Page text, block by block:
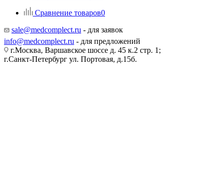
Сравнение товаров0
sale@medcomplect.ru - для заявок
info@medcomplect.ru - для предложений
г.Москва, Варшавское шоссе д. 45 к.2 стр. 1;
г.Санкт-Петербург ул. Портовая, д.15б.